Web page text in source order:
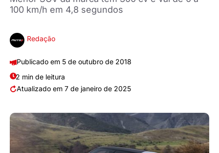
100 km/h em 4,8 segundos
Redação
5 de outubro de 2018
2 min de leitura
7 de janeiro de 2025